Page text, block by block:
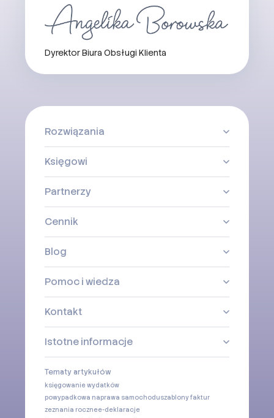
Dyrektor Biura Obsługi Klienta
Rozwiązania
Księgowi
Partnerzy
Cennik
Blog
Pomoc i wiedza
Kontakt
Istotne informacje
Tematy artykułów
księgowanie wydatków
powypadkowa naprawa samochoduszablony faktur
zeznania rocznee-deklaracje